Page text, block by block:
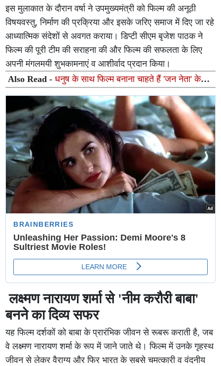
इस मुलाकात के दौरान वर्षा ने उपमुख्यमंत्री को फिल्म की अनूठी
विषयवस्तु, निर्माण की प्रक्रिया और इसके जरिए समाज में दिए जा रहे
आध्यात्मिक संदेशों से अवगत कराया। डिप्टी सीएम बृजेश पाठक ने
फिल्म की पूरी टीम की सराहना की और फिल्म की सफलता के लिए
अपनी मंगलमयी शुभकामनाएं व आशीर्वाद प्रदान किया।
Also Read -धनुष के साथ फिल्म बनाना चाहते हैं 'जन नेता' के
निर्देशक एच. विनोथ, जानिए क्यों अटक रही है बात
लक्ष्मण नारायण शर्मा से 'नीम करौरी बाबा'
बनने का दिव्य सफर
यह फिल्म दर्शकों को बाबा के प्रारंभिक जीवन से रूबरू कराती है, जब
वे लक्ष्मण नारायण शर्मा के रूप में जाने जाते थे। फिल्म में उनके गृहस्थ
जीवन से लेकर वैराग्य और फिर भारत के सबसे चमत्कारी व वंदनीय